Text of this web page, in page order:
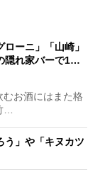
ローニ」「山崎」
隠れ家バーで1…
お酒にはまた格
…
う」や「キヌカツ